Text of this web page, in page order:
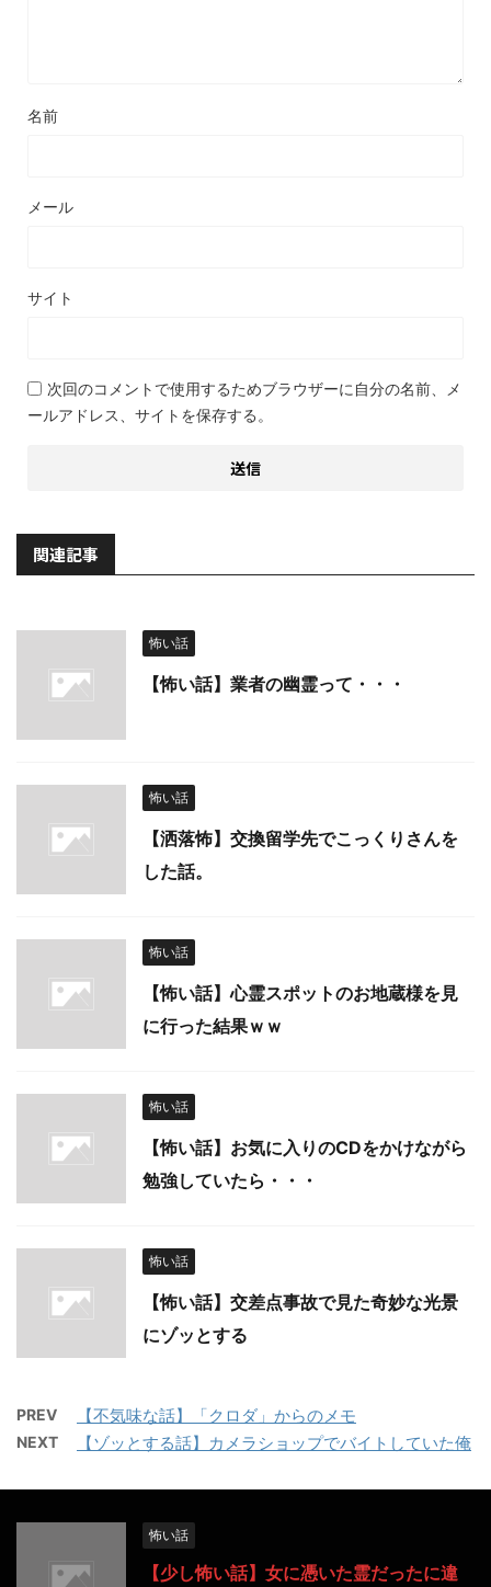
名前
メール
サイト
次回のコメントで使用するためブラウザーに自分の名前、メ
ールアドレス、サイトを保存する。
関連記事
怖い話
【怖い話】業者の幽霊って・・・
怖い話
【洒落怖】交換留学先でこっくりさんを
した話。
怖い話
【怖い話】心霊スポットのお地蔵様を見
に行った結果ｗｗ
怖い話
【怖い話】お気に入りのCDをかけながら
勉強していたら・・・
怖い話
【怖い話】交差点事故で見た奇妙な光景
にゾッとする
PREV 【不気味な話】「クロダ」からのメモ
NEXT 【ゾッとする話】カメラショップでバイトしていた俺
怖い話
【少し怖い話】女に憑いた霊だったに違